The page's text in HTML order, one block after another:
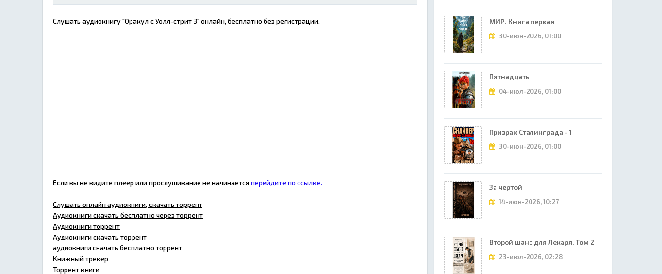
Слушать аудиокнигу "Оракул с Уолл-стрит 3" онлайн, бесплатно без регистрации.
Если вы не видите плеер или прослушивание не начинаетсяперейдите по ссылке.
Слушать онлайн аудиокниги, скачать торрент
Аудиокниги скачать бесплатно через торрент
Аудиокниги торрент
Аудиокниги скачать торрент
аудиокниги скачать бесплатно торрент
Книжный трекер
Торрент книги
МИР. Книга первая
30-июн-2026, 01:00
Пятнадцать
04-июл-2026, 01:00
Призрак Сталинграда - 1
30-июн-2026, 01:00
За чертой
14-июн-2026, 10:27
Второй шанс для Лекаря. Том 2
23-июл-2026, 02:28